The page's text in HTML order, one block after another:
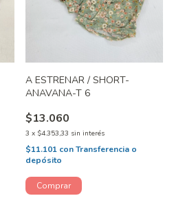
A ESTRENAR / SHORT-
ANAVANA-T 6
$13.060
3 x $4.353,33 sin interés
$11.101 conTransferencia o
depósito